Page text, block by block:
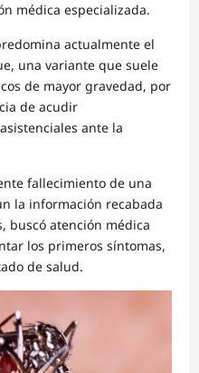
médica especializada.
actualmente el
una variante que suele
de mayor gravedad, por
de acudir
ante la
fallecimiento de una
la información recabada
buscó atención médica
los primeros síntomas,
de salud.